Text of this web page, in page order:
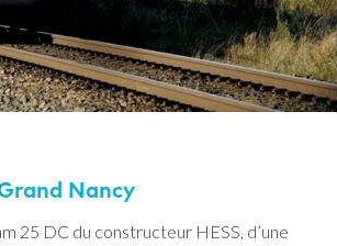
Nancy
25 DC du constructeur HESS, d’une